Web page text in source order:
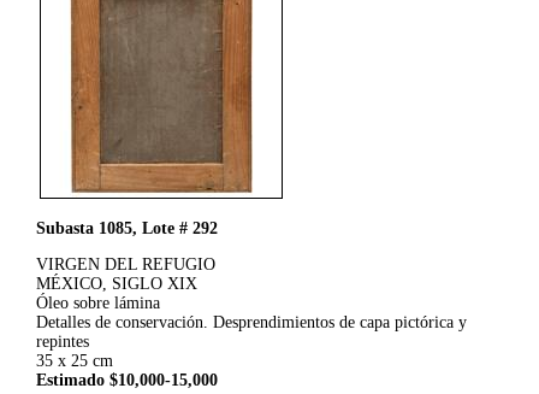
Subasta 1085, Lote # 292
VIRGEN DEL REFUGIO
MÉXICO, SIGLO XIX
Óleo sobre lámina
Detalles de conservación. Desprendimientos de capa pictórica y
repintes
35 x 25 cm
Estimado $10,000-15,000